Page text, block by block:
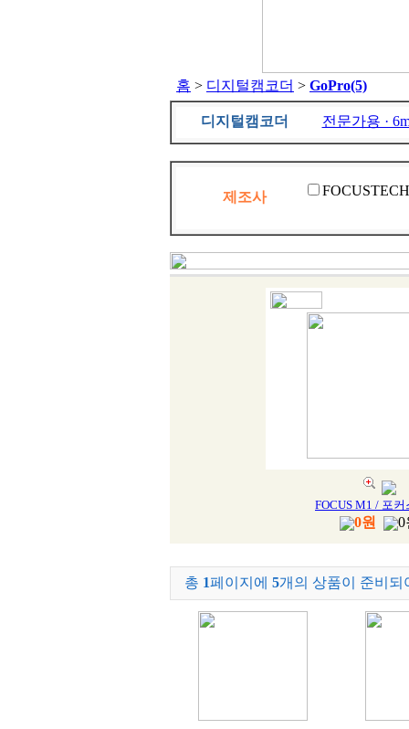
홈 > 디지털캠코더 > GoPro(5)
디지털캠코더 전문가용 ·
제조사
FOCUS M1 / 포
0원 0
총 1페이지에 5개의 상품이 준비되